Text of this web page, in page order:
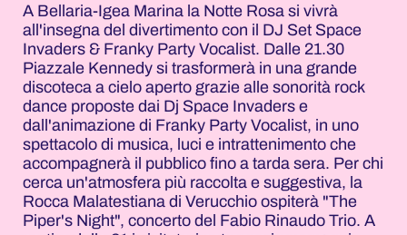
A Bellaria-Igea Marina la Notte Rosa si vivrà
all'insegna del divertimento con il DJ Set Space
Invaders & Franky Party Vocalist. Dalle 21.30
Piazzale Kennedy si trasformerà in una grande
discoteca a cielo aperto grazie alle sonorità rock
dance proposte dai Dj Space Invaders e
dall'animazione di Franky Party Vocalist, in uno
spettacolo di musica, luci e intrattenimento che
accompagnerà il pubblico fino a tarda sera. Per chi
cerca un'atmosfera più raccolta e suggestiva, la
Rocca Malatestiana di Verucchio ospiterà "The
Piper's Night", concerto del Fabio Rinaudo Trio. A